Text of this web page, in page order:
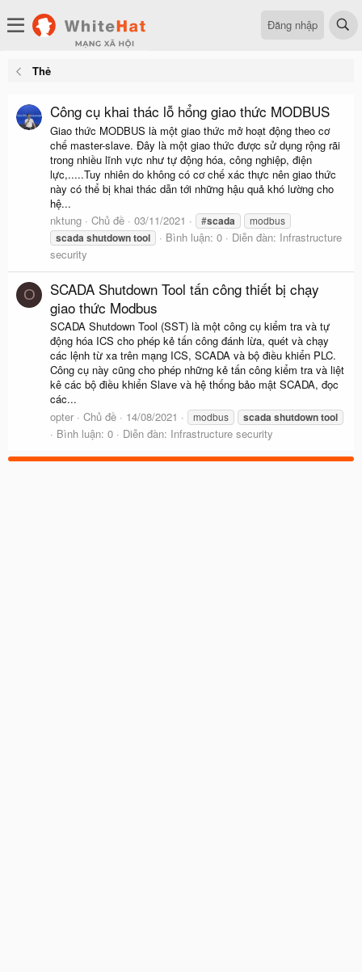
Đăng nhập
Thẻ
Công cụ khai thác lỗ hổng giao thức MODBUS
Giao thức MODBUS là một giao thức mở hoạt động theo cơ
chế master-slave. Đây là một giao thức được sử dụng rộng rãi
trong nhiều lĩnh vực như tự động hóa, công nghiệp, điện
lực,.....Tuy nhiên do không có cơ chế xác thực nên giao thức
này có thể bị khai thác dẫn tới những hậu quả khó lường cho
hệ...
nktung
Chủ đề 03/11/2021 #scada modbus
scada shutdowntool Bình luận: 0 Diễn đàn: Infrastructure
security
O
SCADA Shutdown Tool tấn công thiết bị chạy
giao thức Modbus
SCADA Shutdown Tool (SST) là một công cụ kiểm tra và tự
động hóa ICS cho phép kẻ tấn công đánh lừa, quét và chạy
các lệnh từ xa trên mạng ICS, SCADA và bộ điều khiển PLC.
Công cụ này cũng cho phép những kẻ tấn công kiểm tra và liệt
kê các bộ điều khiển Slave và hệ thống bảo mật SCADA, đọc
các...
opter
Chủ đề 14/08/2021 modbus scada shutdowntool
Bình luận: 0 Diễn đàn: Infrastructure security